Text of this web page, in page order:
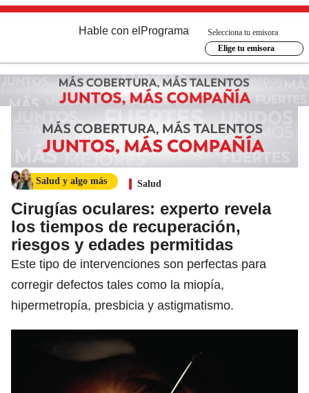
Hable con el Programa
Selecciona tu emisora
Elige tu emisora
Salud y algo más Salud
Cirugías oculares: experto revela
los tiempos de recuperación,
riesgos y edades permitidas
Este tipo de intervenciones son perfectas para
corregir defectos tales como la miopía,
hipermetropía, presbicia y astigmatismo.